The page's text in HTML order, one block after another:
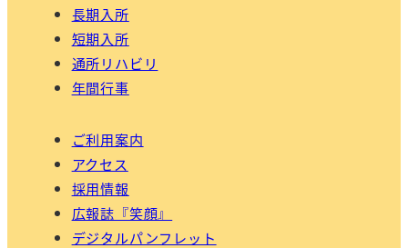
長期入所
短期入所
通所リハビリ
年間行事
ご利用案内
アクセス
採用情報
広報誌『笑顔』
デジタルパンフレット